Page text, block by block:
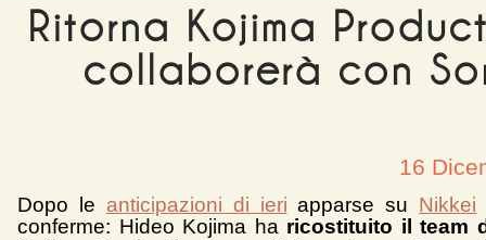
Ritorna Kojima
collaborerà con
16
Dopo le anticipazioni di ieri apparse su Nikkei
conferme: Hideo Kojima ha ricostituito il team